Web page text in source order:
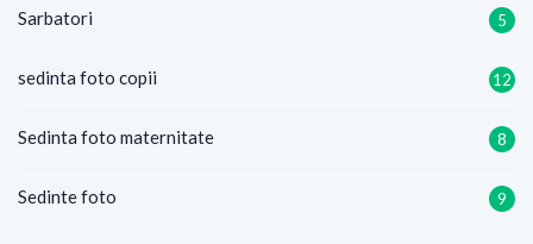
Sarbatori 5
sedinta foto copii 12
Sedinta foto maternitate 8
Sedinte foto 9